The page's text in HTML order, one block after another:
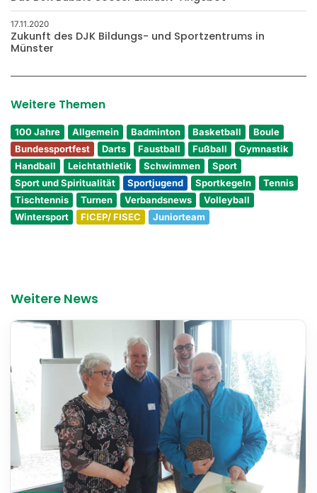
17.11.2020
Zukunft des DJK Bildungs- und Sportzentrums in
Münster
Weitere Themen
100 Jahre Allgemein Badminton Basketball
Boule
Bundessportfest
Darts Faustball Fußball
Gymnastik
Handball
Leichtathletik Schwimmen
Sport
Sport und Spiritualität
Sportjugend Sportkegeln
Tennis
Tischtennis
Turnen Verbandsnews
Volleyball
Wintersport
FICEP/ FISEC Juniorteam
Weitere News